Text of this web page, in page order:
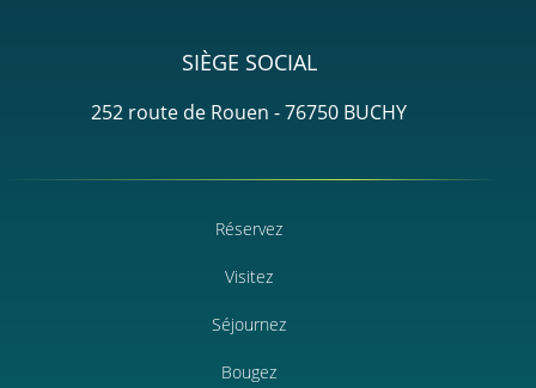
SIÈGE SOCIAL
252 route de Rouen - 76750 BUCHY
Réservez
Visitez
Séjournez
Bougez